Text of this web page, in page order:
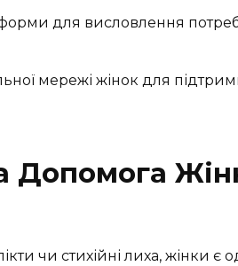
для висловлення
мережі жінок для
Допомога
чи стихійні лиха, жінки є